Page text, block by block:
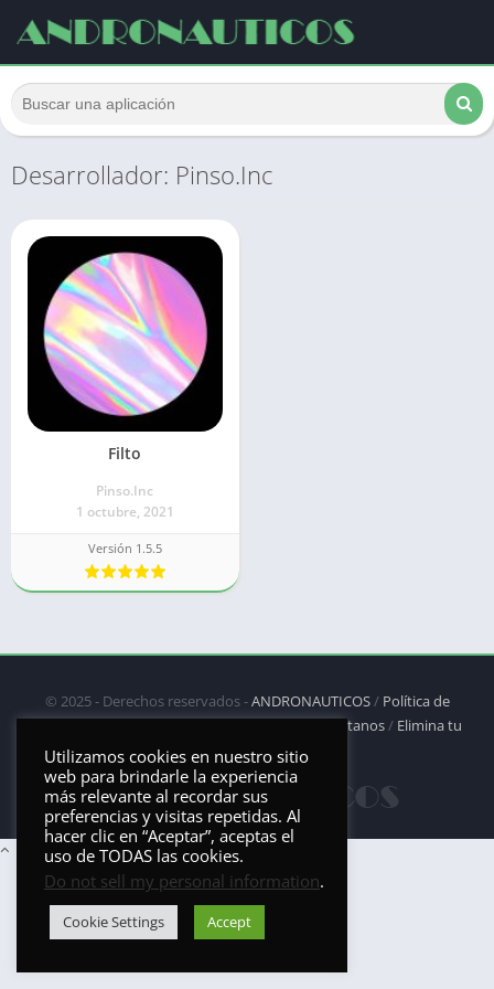
Desarrollador: Pinso.Inc
Filto
Pinso.Inc
1 octubre, 2021
Versión 1.5.5
© 2025 - Derechos reservados -ANDRONAUTICOS/ Política de
privacidad/Política de Cookies/DMCA/Contáctanos/ Elimina tu
aplicación
Utilizamos cookies en nuestro sitio
web para brindarle la experiencia
más relevante al recordar sus
preferencias y visitas repetidas. Al
hacer clic en “Aceptar”, aceptas el
uso de TODAS las cookies.
Do not sell my personal information.
Cookie Settings Accept